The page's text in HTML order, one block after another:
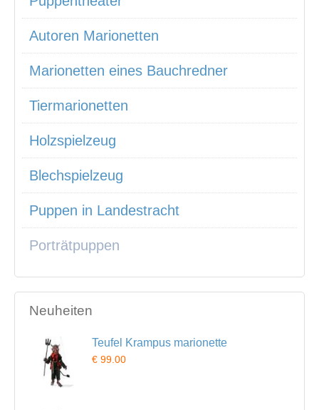
Autoren Marionetten
Marionetten eines Bauchredner
Tiermarionetten
Holzspielzeug
Blechspielzeug
Puppen in Landestracht
Porträtpuppen
Neuheiten
Teufel Krampus marionette
€ 99.00